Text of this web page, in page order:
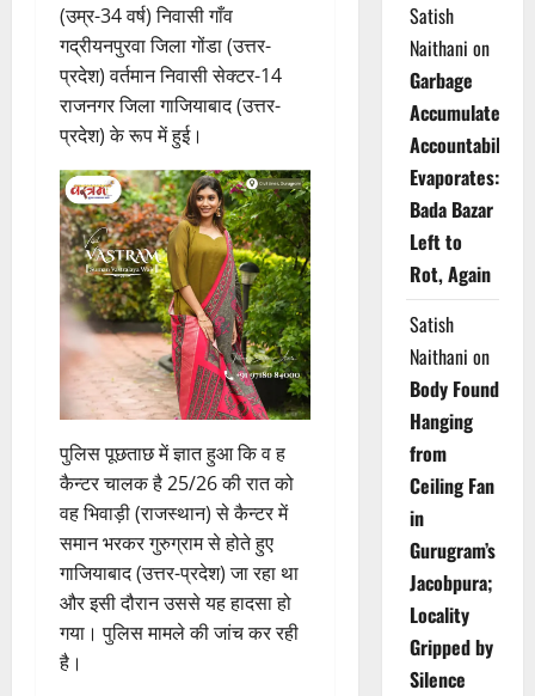
(उम्र-34 वर्ष) निवासी गाँव
गद्रीयनपुरवा जिला गोंडा (उत्तर-
प्रदेश) वर्तमान निवासी सेक्टर-14
राजनगर जिला गाजियाबाद (उत्तर-
प्रदेश) के रूप में हुई।
पुलिस पूछताछ में ज्ञात हुआ कि व ह
कैन्टर चालक है 25/26 की रात को
वह भिवाड़ी (राजस्थान) से कैन्टर में
समान भरकर गुरुग्राम से होते हुए
गाजियाबाद (उत्तर-प्रदेश) जा रहा था
और इसी दौरान उससे यह हादसा हो
गया। पुलिस मामले की जांच कर रही
है।
Satish
Naithani on
Garbage
Accumulates,
Accountability
Evaporates:
Bada Bazar
Left to
Rot, Again
Satish
Naithani on
Body Found
Hanging
from
Ceiling Fan
in
Gurugram’s
Jacobpura;
Locality
Gripped by
Silence